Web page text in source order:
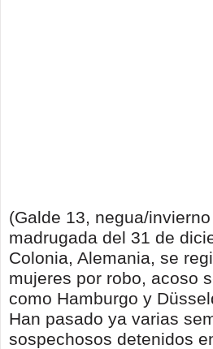
(Galde 13, negua/
madrugada del 31 de
Colonia, Alemania, se
mujeres por robo, acoso
como Hamburgo y
Han pasado ya varias
sospechosos detenidos